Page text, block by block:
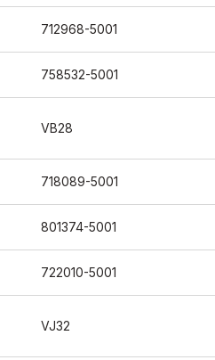
712968-5001
758532-5001
VB28
718089-5001
801374-5001
722010-5001
VJ32